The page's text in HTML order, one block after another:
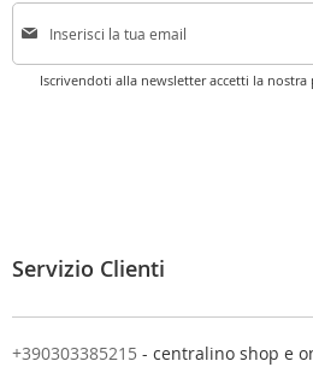
I
c
l
n
o
Iscrivendoti alla newsletter accetti la nostra
Servizio Clienti
+390303385215 - centralino shop e